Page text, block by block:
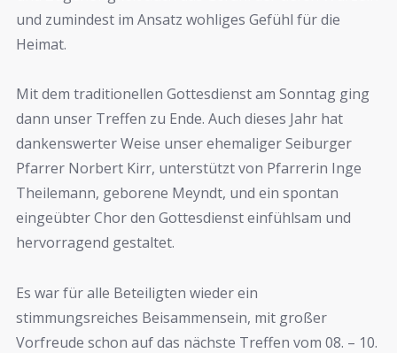
und zumindest im Ansatz wohliges Gefühl für die
Heimat.
Mit dem traditionellen Gottesdienst am Sonntag ging
dann unser Treffen zu Ende. Auch dieses Jahr hat
dankenswerter Weise unser ehemaliger Seiburger
Pfarrer Norbert Kirr, unterstützt von Pfarrerin Inge
Theilemann, geborene Meyndt, und ein spontan
eingeübter Chor den Gottesdienst einfühlsam und
hervorragend gestaltet.
Es war für alle Beteiligten wieder ein
stimmungsreiches Beisammensein, mit großer
Vorfreude schon auf das nächste Treffen vom 08. – 10.